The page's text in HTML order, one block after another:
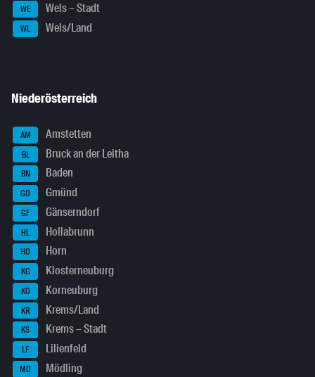
WE Wels – Stadt
WL Wels/Land
Niederösterreich
AM Amstetten
BL Bruck an der Leitha
BN Baden
GD Gmünd
GF Gänserndorf
HL Hollabrunn
HO Horn
KG Klosterneuburg
KO Korneuburg
KR Krems/Land
KS Krems – Stadt
LF Lilienfeld
MD Mödling